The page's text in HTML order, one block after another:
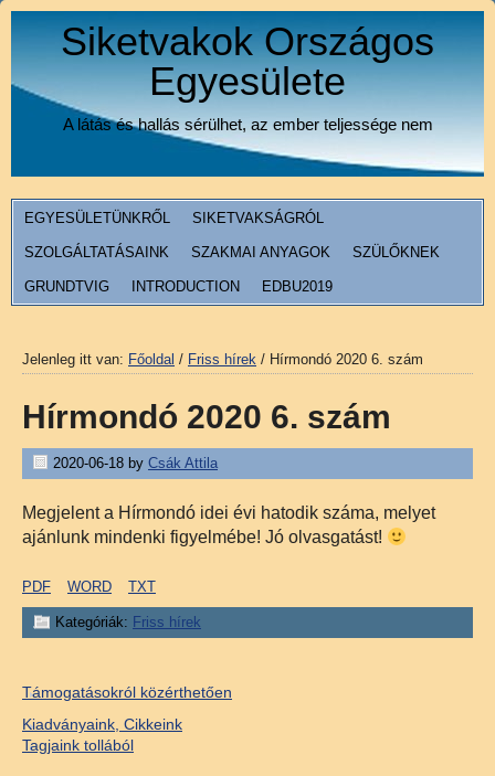
Siketvakok Országos
Egyesülete
A látás és hallás sérülhet, az ember teljessége nem
EGYESÜLETÜNKRŐL SIKETVAKSÁGRÓL
SZOLGÁLTATÁSAINK SZAKMAI ANYAGOK SZÜLŐKNEK
GRUNDTVIG INTRODUCTION EDBU2019
Jelenleg itt van: Főoldal / Friss hírek / Hírmondó 2020 6. szám
Hírmondó 2020 6. szám
2020-06-18 by Csák Attila
Megjelent a Hírmondó idei évi hatodik száma, melyet
ajánlunk mindenki figyelmébe! Jó olvasgatást!
PDF WORD TXT
Kategóriák: Friss hírek
Támogatásokról közérthetően
Kiadványaink, Cikkeink
Tagjaink tollából